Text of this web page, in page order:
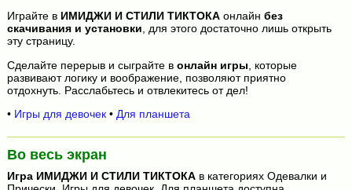
Играйте в ИМИДЖИ И СТИЛИ ТИКТОКАонлайн без
скачивания и установки, для этого достаточно лишь открыть
эту страницу.
Сделайте перерыв и сыграйте в онлайн игры , которые
развивают логику и воображение, позволяют приятно
отдохнуть. Расслабьтесь и отвлекитесь от дел!
• Игры для девочек• Для планшета
Во весь экран
Игра ИМИДЖИ И СТИЛИ ТИКТОКАв категориях Одевалки и